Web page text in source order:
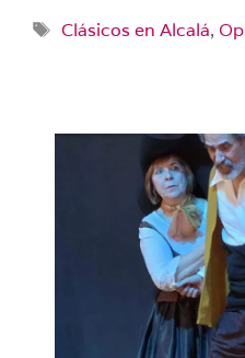
Etiquetas
Clásicos en Alcalá,